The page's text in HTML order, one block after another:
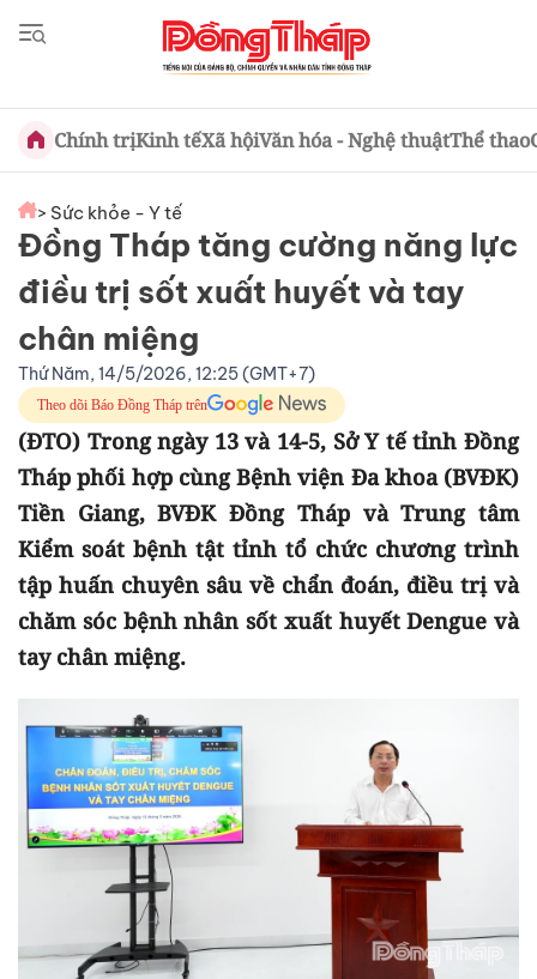
Chính trịKinh tếXã hộiVăn hóa - Nghệ thuậtThể thao
> Sức khỏe - Y tế
Đồng Tháp tăng cường năng lực
điều trị sốt xuất huyết và tay
chân miệng
Thứ Năm, 14/5/2026, 12:25 (GMT+7)
Theo dõi Báo Đồng Tháp trên
(ĐTO) Trong ngày 13 và 14-5, Sở Y tế tỉnh Đồng
Tháp phối hợp cùng Bệnh viện Đa khoa (BVĐK)
Tiền Giang, BVĐK Đồng Tháp và Trung tâm
Kiểm soát bệnh tật tỉnh tổ chức chương trình
tập huấn chuyên sâu về chẩn đoán, điều trị và
chăm sóc bệnh nhân sốt xuất huyết Dengue và
tay chân miệng.